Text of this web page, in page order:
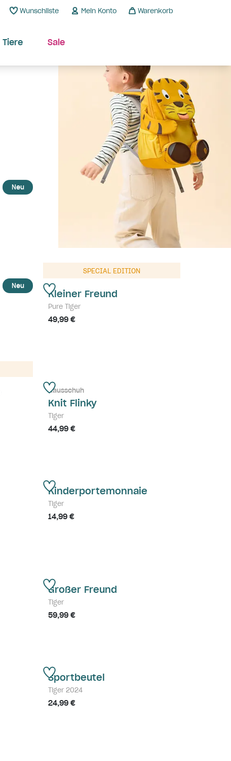
Wunschliste Mein Konto Warenkorb
Tiere Sale
Neu
Neu
SPECIAL EDITION
Kleiner Freund
Pure Tiger
49,99 €
Hausschuh
Knit Flinky
Tiger
44,99 €
Kinderportemonnaie
Tiger
14,99 €
Großer Freund
Tiger
59,99 €
Sportbeutel
Tiger 2024
24,99 €